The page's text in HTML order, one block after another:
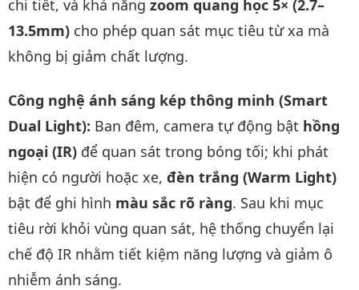
chi tiết, và khả năng zoom quang học 5× (2.7–
13.5mm) cho phép quan sát mục tiêu từ xa mà
không bị giảm chất lượng.
Công nghệ ánh sáng kép thông minh (Smart
Dual Light): Ban đêm, camera tự động bật hồng
ngoại (IR) để quan sát trong bóng tối; khi phát
hiện có người hoặc xe, đèn trắng (Warm Light)
bật để ghi hình màu sắc rõ ràng. Sau khi mục
tiêu rời khỏi vùng quan sát, hệ thống chuyển lại
chế độ IR nhằm tiết kiệm năng lượng và giảm ô
nhiễm ánh sáng.